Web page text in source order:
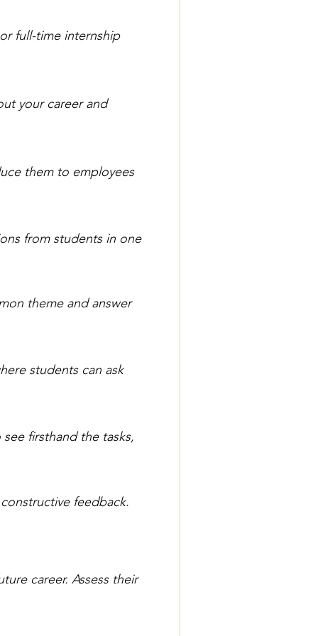
full-time internship
your career and
them to employees
from students in one
theme and answer
students can ask
firsthand the tasks,
feedback.
career. Assess their